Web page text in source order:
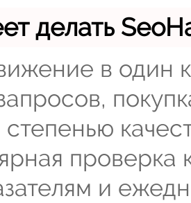
делать
в один
степенью
проверка
и